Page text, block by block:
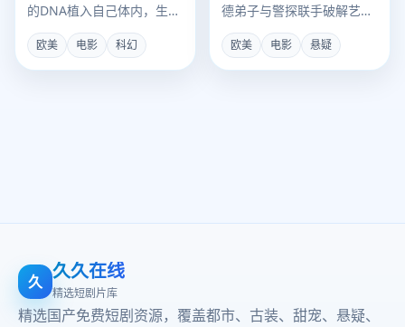
的DNA植入自己体内，生下
一个“完美复制体”并取名。
欧美 电影 科幻
德弟子与警探联手破解艺术
圈连环杀人案。
欧美 电影 悬疑
久 久久在线
精选短剧片库
精选国产免费短剧资源，覆盖都市、古装、甜宠、悬疑、